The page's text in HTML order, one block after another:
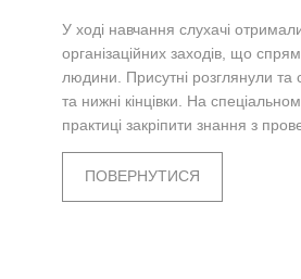
У ході навчання слухачі
організаційних заходів, що
людини. Присутні розглянули та
та нижні кінцівки. На
практиці закріпити знання з
ПОВЕРНУТИСЯ